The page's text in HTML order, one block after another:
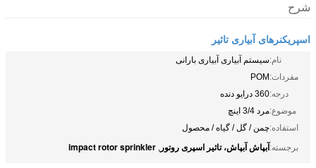
شرح
اسپریکنرهای آبیاری تاثیر
نام:سیستم آبیاری آبیاری بارانی
مفردات:POM
درجه:360 درایو دنده
موضوع:مرد 3/4 اینچ
استفاده:چمن / گل / گیاه / محصول
برجسته:آبپاش آبپاش، تاثیر اسپری روتور ,
impact rotor sprinkler